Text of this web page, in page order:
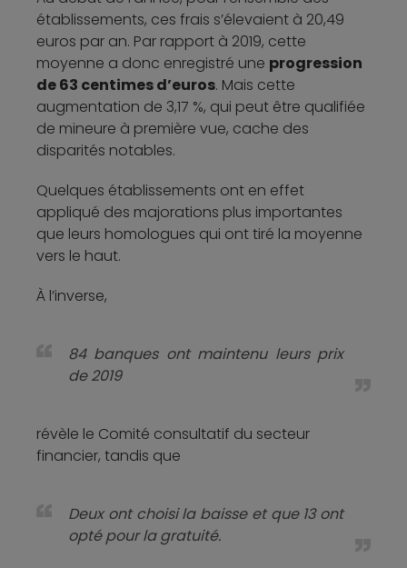
établissements, ces frais s’élevaient à 20,49
euros par an. Par rapport à 2019, cette
moyenne a donc enregistré une progression
de 63 centimes d’euros. Mais cette
augmentation de 3,17 %, qui peut être qualifiée
de mineure à première vue, cache des
disparités notables.
Quelques établissements ont en effet
appliqué des majorations plus importantes
que leurs homologues qui ont tiré la moyenne
vers le haut.
À l’inverse,
84 banques ont maintenu leurs prix
de 2019
révèle le Comité consultatif du secteur
financier, tandis que
Deux ont choisi la baisse et que 13 ont
opté pour la gratuité.